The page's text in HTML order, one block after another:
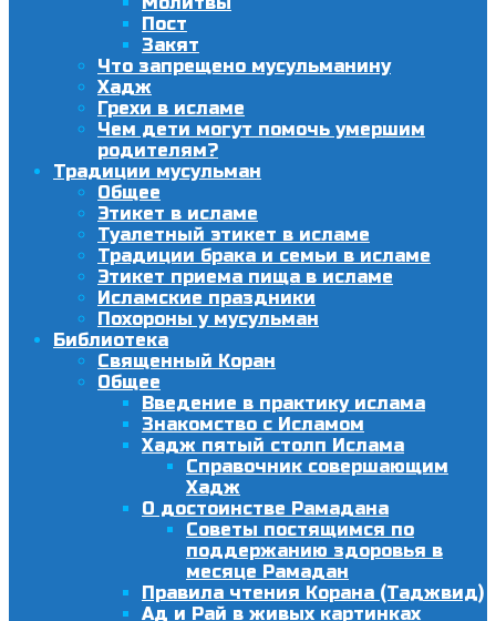
Пост
Закят
Что запрещено мусульманину
Хадж
Грехи в исламе
Чем дети могут помочь умершим
родителям?
Традиции мусульман
Общее
Этикет в исламе
Туалетный этикет в исламе
Традиции брака и семьи в исламе
Этикет приема пища в исламе
Исламские праздники
Похороны у мусульман
Библиотека
Священный Коран
Общее
Введение в практику ислама
Знакомство с Исламом
Хадж пятый столп Ислама
Справочник совершающим
Хадж
О достоинстве Рамадана
Советы постящимся по
поддержанию здоровья в
месяце Рамадан
Правила чтения Корана (Таджвид)
Ад и Рай в живых картинках